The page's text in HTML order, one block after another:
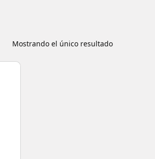
Mostrando el único resultado